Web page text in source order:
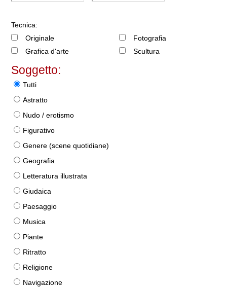
Tecnica:
Originale
Grafica d'arte
Fotografia
Scultura
Soggetto:
Tutti
Astratto
Nudo / erotismo
Figurativo
Genere (scene quotidiane)
Geografia
Letteratura illustrata
Giudaica
Paesaggio
Musica
Piante
Ritratto
Religione
Navigazione